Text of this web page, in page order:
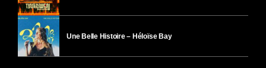
Une Belle Histoire – Héloïse Bay